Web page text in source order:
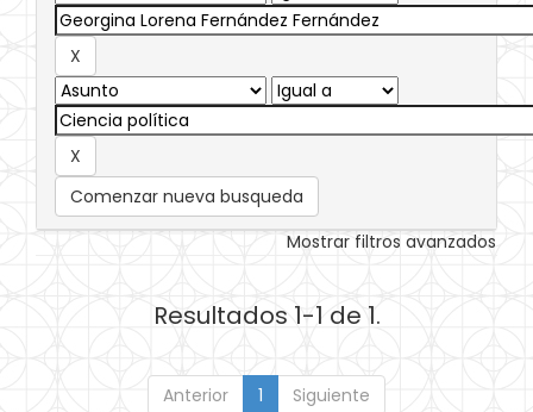
Comenzar nueva busqueda
Mostrar filtros avanzados
Resultados 1-1 de 1.
Anterior 1 Siguiente